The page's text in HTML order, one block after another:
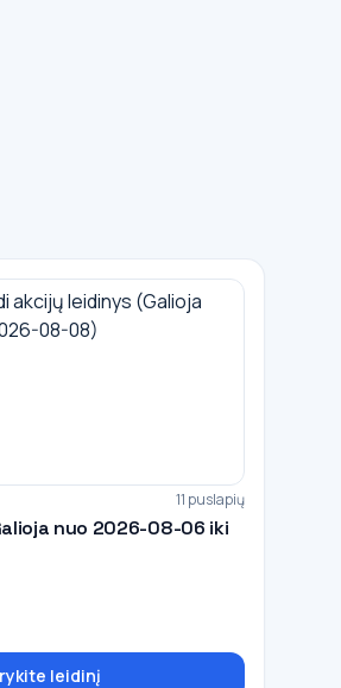
11 puslapių
nuo 2026-08-06 iki
leidinį